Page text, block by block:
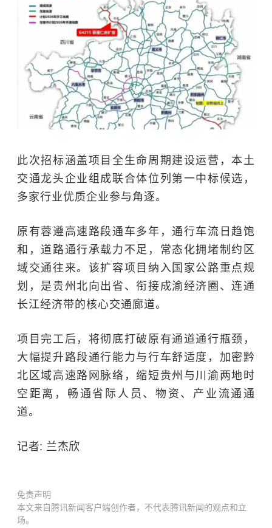
此次招标涵盖项目全生命周期建设运营，本土
交通龙头企业组成联合体位列第一中标候选，
多家行业优质企业参与角逐。
原有蓉遵高速路段通车多年，通行车流日趋饱
和，道路通行承载力不足，常态化拥堵制约区
域交通往来。该扩容项目纳入国家公路重点规
划，是贵州北向出省、衔接成渝经济圈 、连通
长江经济带的核心交通廊道。
项目完工后，将彻底打破原有通道通行瓶颈，
大幅提升路段通行能力与行车舒适度，加密黔
北区域高速路网脉络，缩短贵州与川渝两地时
空距离，畅通省际人员、物资、产业流通通
道。
记者: 兰杰欣
免责声明
本文来自腾讯新闻客户端创作者，不代表腾讯新闻的观点和立
场。